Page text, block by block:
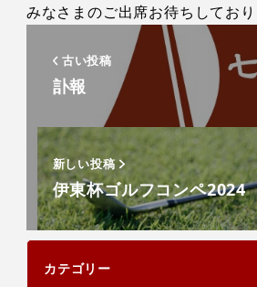
みなさまのご出席お待ちしており
古い投稿
訃報
新しい投稿
伊東杯ゴルフコンペ2024
カテゴリー